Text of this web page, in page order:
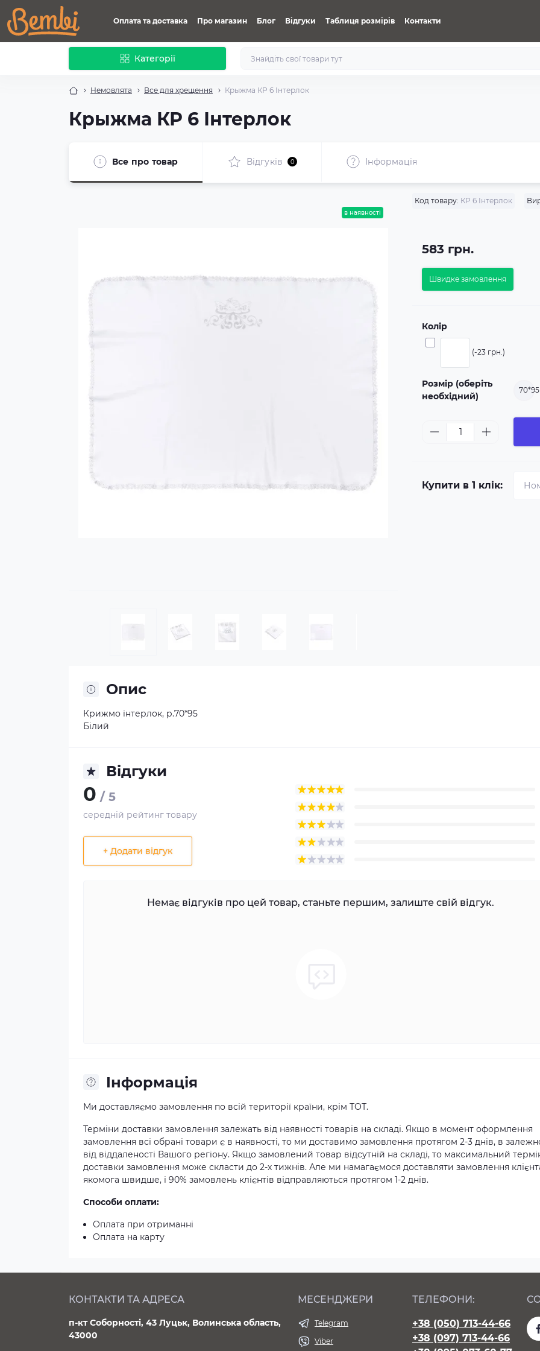
Оплата та доставка Про магазин Блог Відгуки Таблиця розмірів Контакти
Категорії
Немовлята Все для хрещення Крыжма КР 6 Інтерлок
Крыжма КР 6 Інтерлок
Все про товар Відгуків 0 Iнформація
в наявності
Код товару: КР 6 Інтерлок
583 грн.
Швидке замовлення
Колір
(-23 грн.)
Розмір (оберіть
необхідний)
70*95
Купити в 1 клік:
Опис
Крижмо інтерлок, р.70*95
Білий
Відгуки
0 / 5
середній рейтинг товару
+ Додати відгук
Немає відгуків про цей товар, станьте першим, залиште свій відгук.
Iнформація
Ми доставляємо замовлення по всій території країни, крім ТОТ.
Терміни доставки замовлення залежать від наявності товарів на складі. Якщо в момент оформлення
замовлення всі обрані товари є в наявності, то ми доставимо замовлення протягом 2-3 днів, в
від віддаленості Вашого регіону. Якщо замовлений товар відсутній на складі, то максимальний
доставки замовлення може скласти до 2-х тижнів. Але ми намагаємося доставляти замовлення
якомога швидше, і 90% замовлень клієнтів відправляються протягом 1-2 днів.
Способи оплати:
Оплата при отриманні
Оплата на карту
КОНТАКТИ ТА АДРЕСА
п-кт Соборності, 43 Луцьк, Волинська область,
43000
МЕСЕНДЖЕРИ
Telegram
Viber
ТЕЛЕФОНИ:
+38 (050) 713-44-66
+38 (097) 713-44-66